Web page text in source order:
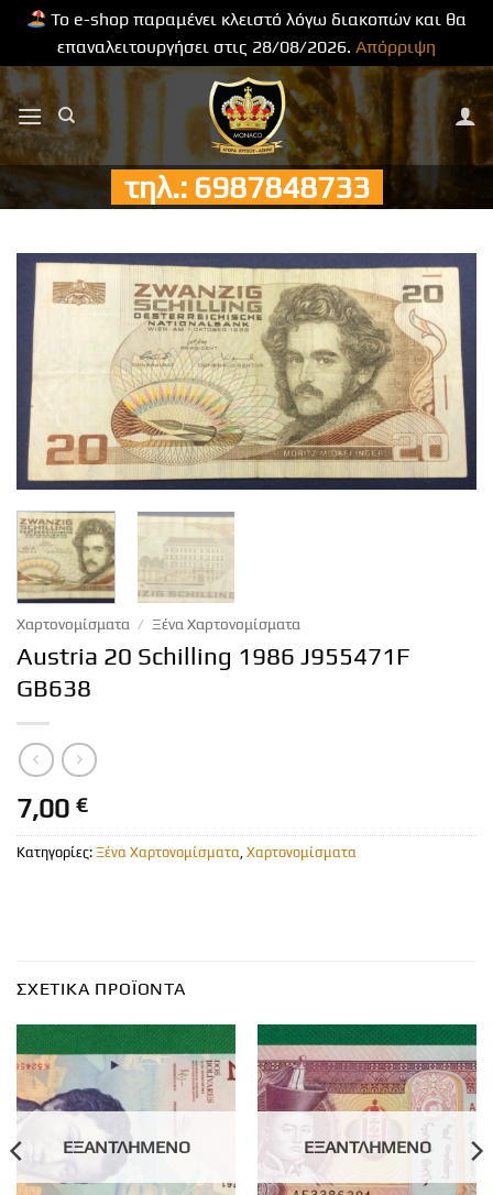
Το e-shop παραμένει κλειστό λόγω διακοπών και θα
επαναλειτουργήσει στις 28/08/2026. Απόρριψη
Μετάβαση
στο
περιεχόμενο
τηλ.: 6987848733
Χαρτονομίσματα / Ξένα Χαρτονομίσματα
Austria 20 Schilling 1986 J955471F
GB638
7,00 €
Κατηγορίες: Ξένα Χαρτονομίσματα Χαρτονομίσματα
ΣΧΕΤΙΚΆ ΠΡΟΪΌΝΤΑ
ΕΞΑΝΤΛΗΜΈΝΟ ΕΞΑΝΤΛΗΜΈΝΟ